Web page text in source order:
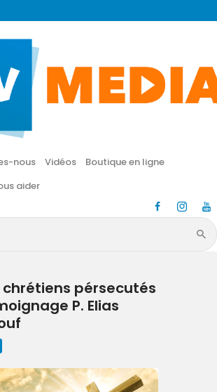
nous Vidéos
Boutique en ligne
aider
CN MÉDIA
Une vie nouvelle en JESUS !
Accueil
Vidéos
en ligne
Nous aider
chrétiens pérsecutés
P. Elias